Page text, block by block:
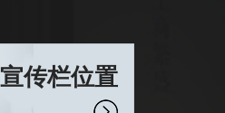
宣传栏位置